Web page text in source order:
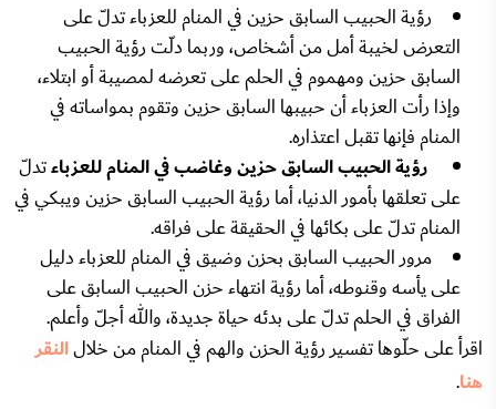
رؤية الحبيب السابق حزين في المنام للعزباء تدلّ على
التعرض لخيبة أمل من أشخاص، وربما دلّت رؤية الحبيب
السابق حزين ومهموم في الحلم على تعرضه لمصيبة أو ابتلاء،
وإذا رأت العزباء أن حبيبها السابق حزين وتقوم بمواساته في
المنام فإنها تقبل اعتذاره.
رؤية الحبيب السابق حزين وغاضب في المنام للعزباءتدلّ
على تعلقها بأمور الدنيا، أما رؤية الحبيب السابق حزين ويبكي في
المنام تدلّ على بكائها في الحقيقة على فراقه.
مرور الحبيب السابق بحزن وضيق في المنام للعزباء دليل
على يأسه وقنوطه، أما رؤية انتهاء حزن الحبيب السابق على
الفراق في الحلم تدلّ على بدئه حياة جديدة، والله أجلّ وأعلم.
اقرأ على حلّوها تفسير رؤية الحزن والهم في المنام من خلالالنقر
هنا.